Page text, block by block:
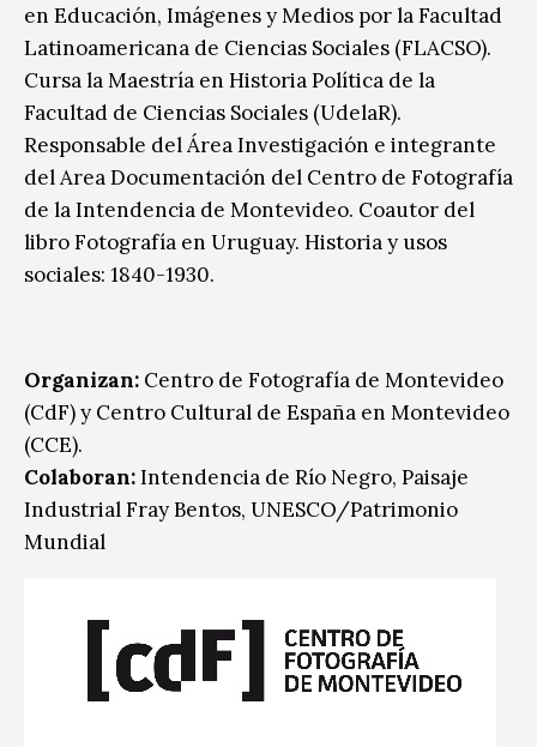
en Educación, Imágenes y Medios por la Facultad
Latinoamericana de Ciencias Sociales (FLACSO).
Cursa la Maestría en Historia Política de la
Facultad de Ciencias Sociales (UdelaR).
Responsable del Área Investigación e integrante
del Area Documentación del Centro de Fotografía
de la Intendencia de Montevideo. Coautor del
libro Fotografía en Uruguay. Historia y usos
sociales: 1840-1930.
Organizan: Centro de Fotografía de Montevideo
(CdF) y Centro Cultural de España en Montevideo
(CCE).
Colaboran:Intendencia de Río Negro, Paisaje
Industrial Fray Bentos, UNESCO/Patrimonio
Mundial